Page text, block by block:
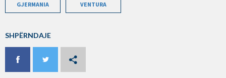
GJERMANIA VENTURA
SHPËRNDAJE